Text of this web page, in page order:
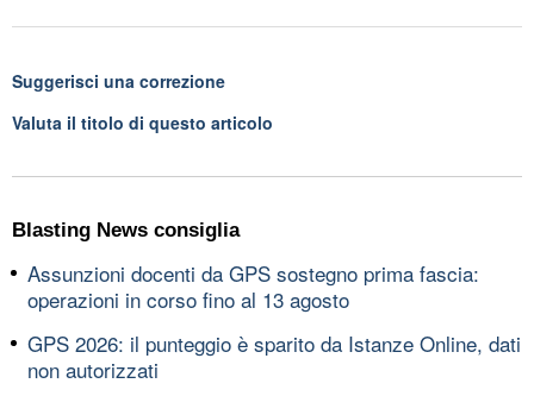
Suggerisci una correzione
Valuta il titolo di questo articolo
Blasting News consiglia
Assunzioni docenti da GPS sostegno prima fascia:
operazioni in corso fino al 13 agosto
GPS 2026: il punteggio è sparito da Istanze Online, dati
non autorizzati